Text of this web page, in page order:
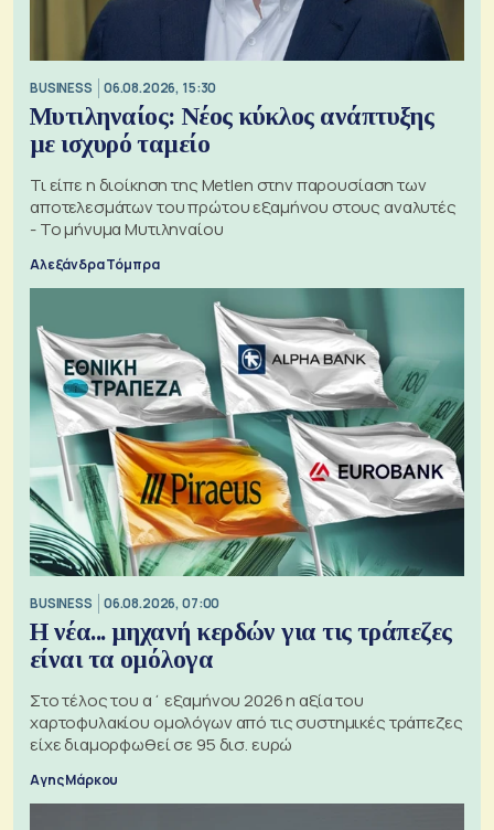
BUSINESS 06.08.2026, 15:30
Μυτιληναίος: Νέος κύκλος ανάπτυξης
με ισχυρό ταμείο
Τι είπε η διοίκηση της Metlen στην παρουσίαση των
αποτελεσμάτων του πρώτου εξαμήνου στους αναλυτές
- Το μήνυμα Μυτιληναίου
Αλεξάνδρα Τόμπρα
BUSINESS 06.08.2026, 07:00
Η νέα... μηχανή κερδών για τις τράπεζες
είναι τα ομόλογα
Στο τέλος του α΄ εξαμήνου 2026 η αξία του
χαρτοφυλακίου ομολόγων από τις συστημικές τράπεζες
είχε διαμορφωθεί σε 95 δισ. ευρώ
Αγης Μάρκου